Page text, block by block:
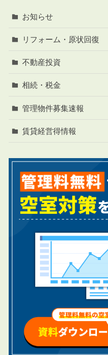
お知らせ
リフォーム・原状回復
不動産投資
相続・税金
管理物件募集速報
賃貸経営得情報